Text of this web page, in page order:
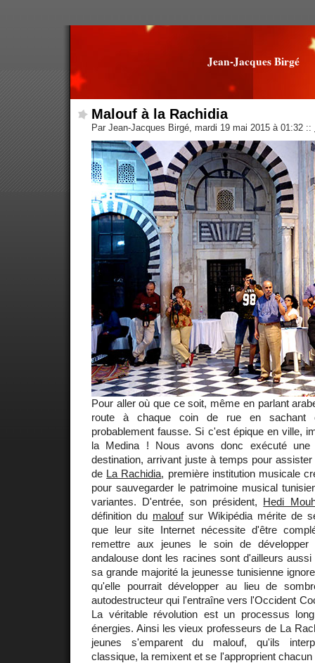
Jean-Jacques Birgé
Malouf à la Rachidia
Par Jean-Jacques Birgé, mardi 19 mai 2015 à 01:32 ::
Pour aller où que ce soit, même en parlant
route à chaque coin de rue en sachant
probablement fausse. Si c'est épique en ville,
la Medina ! Nous avons donc exécuté
destination, arrivant juste à temps pour
de La Rachidia, première institution musicale
pour sauvegarder le patrimoine musical
variantes. D'entrée, son président, Hedi
définition du maloufsur Wikipédia mérite de
que leur site Internet nécessite d'être
remettre aux jeunes le soin de développer
andalouse dont les racines sont d'ailleurs
sa grande majorité la jeunesse tunisienne
qu'elle pourrait développer au lieu de
autodestructeur qui l'entraîne vers l'Occident
La véritable révolution est un processus
énergies. Ainsi les vieux professeurs de La
jeunes s'emparent du malouf, qu'ils
classique, la remixent et se l'approprient